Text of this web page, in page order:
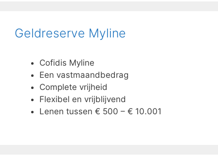
Geldreserve Myline
Cofidis Myline
Een vastmaandbedrag
Complete vrijheid
Flexibel en vrijblijvend
Lenen tussen € 500 – € 10.001